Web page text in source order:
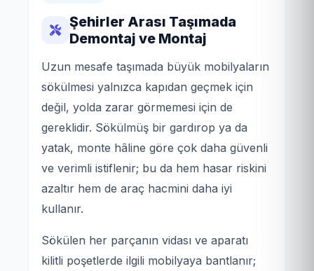
Şehirler Arası Taşımada
Demontaj ve Montaj
Uzun mesafe taşımada büyük mobilyaların
sökülmesi yalnızca kapıdan geçmek için
değil, yolda zarar görmemesi için de
gereklidir. Sökülmüş bir gardırop ya da
yatak, monte hâline göre çok daha güvenli
ve verimli istiflenir; bu da hem hasar riskini
azaltır hem de araç hacmini daha iyi
kullanır.
Sökülen her parçanın vidası ve aparatı
kilitli poşetlerde ilgili mobilyaya bantlanır;